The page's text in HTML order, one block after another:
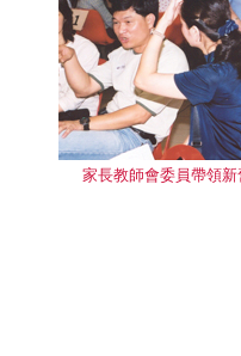
家長教師會委員帶領